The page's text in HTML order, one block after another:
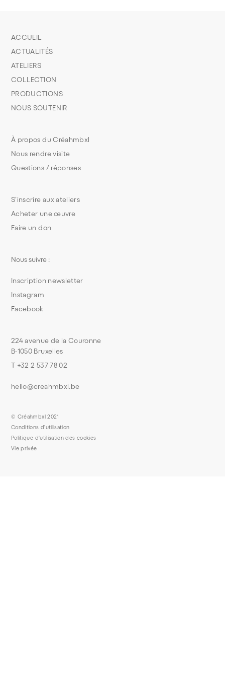
S’inscrire aux ateliers
Acheter une œuvre
Faire un don
À propos du Créahmbxl
Nous rendre visite
Questions / réponses
ACCUEIL
ACTUALITÉS
ATELIERS
COLLECTION
PRODUCTIONS
NOUS SOUTENIR
224 avenue de la Couronne
B-1050 Bruxelles
T +32 2 537 78 02
hello@creahmbxl.be
Nous suivre :
Inscription newsletter
Instagram
Facebook
© Créahmbxl 2021
Conditions d'utilisation
Politique d'utilisation des cookies
Vie privée